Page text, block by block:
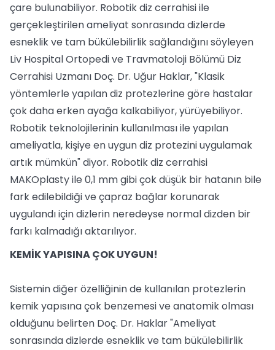
çare bulunabiliyor. Robotik diz cerrahisi ile
gerçekleştirilen ameliyat sonrasında dizlerde
esneklik ve tam bükülebilirlik sağlandığını söyleyen
Liv Hospital Ortopedi ve Travmatoloji Bölümü Diz
Cerrahisi Uzmanı Doç. Dr. Uğur Haklar, "Klasik
yöntemlerle yapılan diz protezlerine göre hastalar
çok daha erken ayağa kalkabiliyor, yürüyebiliyor.
Robotik teknolojilerinin kullanılması ile yapılan
ameliyatla, kişiye en uygun diz protezini uygulamak
artık mümkün" diyor. Robotik diz cerrahisi
MAKOplasty ile 0,1 mm gibi çok düşük bir hatanın bile
fark edilebildiği ve çapraz bağlar korunarak
uygulandı için dizlerin neredeyse normal dizden bir
farkı kalmadığı aktarılıyor.
KEMİK YAPISINA ÇOK UYGUN!
Sistemin diğer özelliğinin de kullanılan protezlerin
kemik yapısına çok benzemesi ve anatomik olması
olduğunu belirten Doç. Dr. Haklar "Ameliyat
sonrasında dizlerde esneklik ve tam bükülebilirlik